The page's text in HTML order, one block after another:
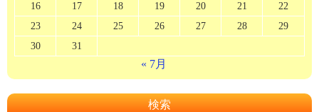
16
17 18 19 20 21
22
23
24 25 26 27 28
29
30
31
« 7月
検索